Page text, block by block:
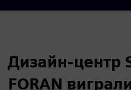
Дизайн-центр
FORAN